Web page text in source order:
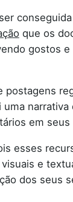
que os
gostos
em seus
esses
e
dos seus